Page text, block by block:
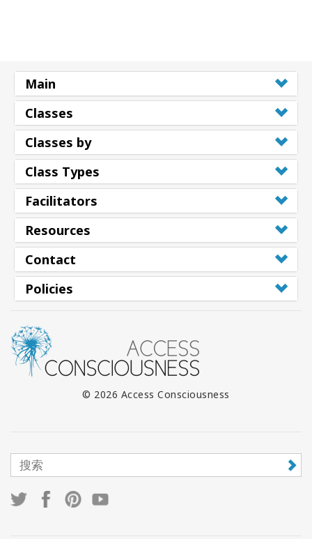
Main
Classes
Classes by
Class Types
Facilitators
Resources
Contact
Policies
© 2026 Access Consciousness